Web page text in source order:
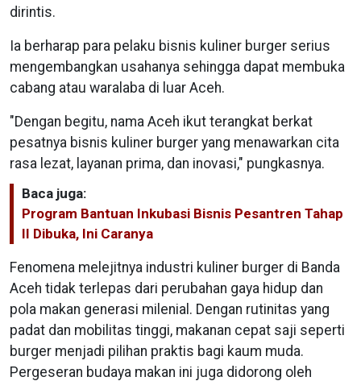
dirintis.
Ia berharap para pelaku bisnis kuliner burger serius
mengembangkan usahanya sehingga dapat membuka
cabang atau waralaba di luar Aceh.
"Dengan begitu, nama Aceh ikut terangkat berkat
pesatnya bisnis kuliner burger yang menawarkan cita
rasa lezat, layanan prima, dan inovasi," pungkasnya.
Baca juga:
Program Bantuan Inkubasi Bisnis Pesantren Tahap
II Dibuka, Ini Caranya
Fenomena melejitnya industri kuliner burger di Banda
Aceh tidak terlepas dari perubahan gaya hidup dan
pola makan generasi milenial. Dengan rutinitas yang
padat dan mobilitas tinggi, makanan cepat saji seperti
burger menjadi pilihan praktis bagi kaum muda.
Pergeseran budaya makan ini juga didorong oleh